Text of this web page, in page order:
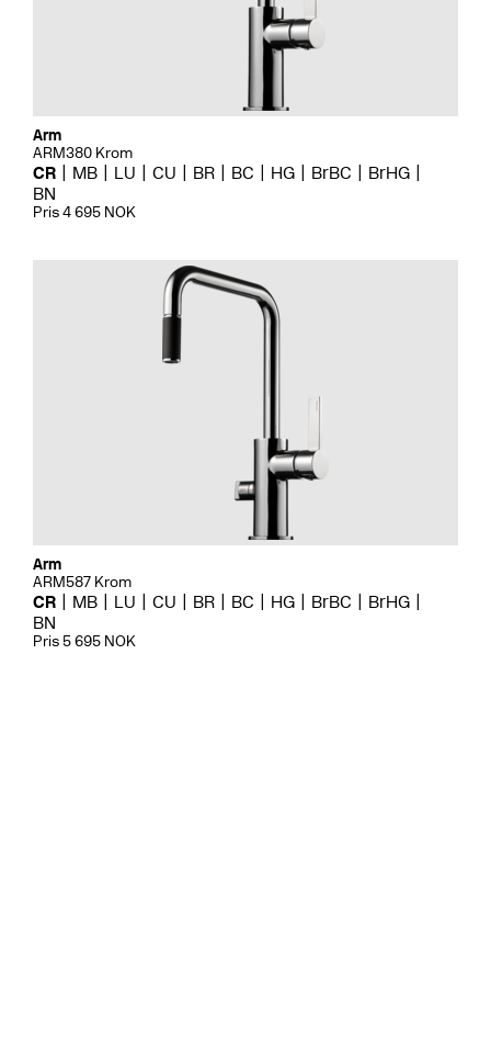
Arm
ARM380 Krom
CR MB LU CU BR BC HG BrBC
BrHG
BN
Pris 4 695 NOK
Arm
ARM587 Krom
CR MB LU CU BR BC HG BrBC
BrHG
BN
Pris 5 695 NOK